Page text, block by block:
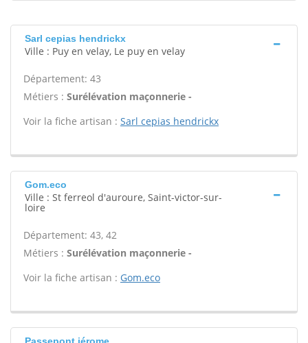
Sarl cepias hendrickx
Ville : Puy en velay, Le puy en velay
Département: 43
Métiers : Surélévation maçonnerie -
Voir la fiche artisan : Sarl cepias hendrickx
Gom.eco
Ville : St ferreol d'auroure, Saint-victor-sur-
loire
Département: 43, 42
Métiers : Surélévation maçonnerie -
Voir la fiche artisan : Gom.eco